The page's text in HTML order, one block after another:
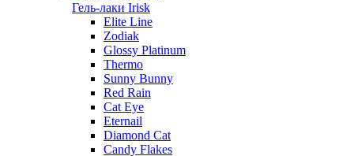
Гель-лаки Irisk
Elite Line
Zodiak
Glossy Platinum
Thermo
Sunny Bunny
Red Rain
Cat Eye
Eternail
Diamond Cat
Candy Flakes